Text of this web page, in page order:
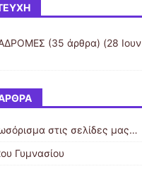
(35 άρθρα) (28 Ιουν
στις σελίδες μας…
Γυμνασίου